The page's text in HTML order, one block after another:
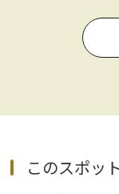
このスポッ